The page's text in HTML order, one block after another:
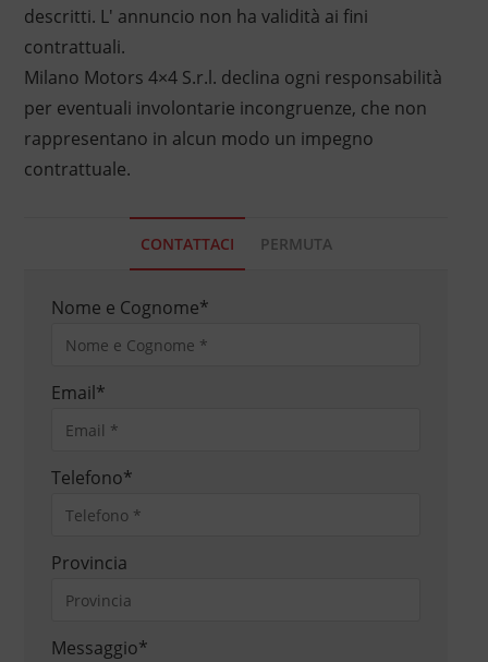
descritti. L' annuncio non ha validità ai fini
contrattuali.
Milano Motors 4×4 S.r.l. declina ogni responsabilità
per eventuali involontarie incongruenze, che non
rappresentano in alcun modo un impegno
contrattuale.
CONTATTACI PERMUTA
Nome e Cognome*
Email*
Telefono*
Provincia
Messaggio*